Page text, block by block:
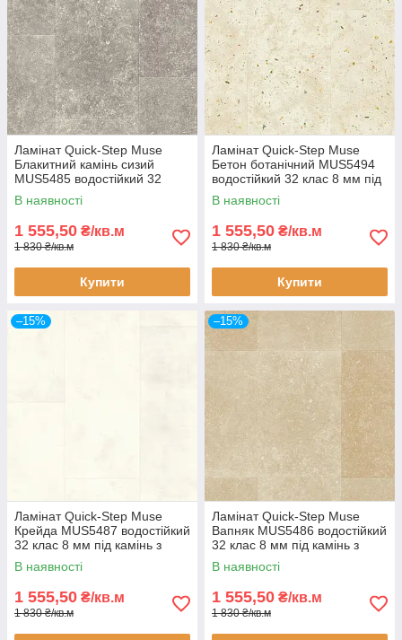
Ламінат Quick-Step Muse
Блакитний камінь сизий
MUS5485 водостійкий 32
клас 8 мм під камінь з
фаскою
В наявності
1 555,50 ₴/кв.м
1 830 ₴/кв.м
Купити
Ламінат Quick-Step Muse
Бетон ботанічний MUS5494
водостійкий 32 клас 8 мм під
камінь з фаскою
В наявності
1 555,50 ₴/кв.м
1 830 ₴/кв.м
Купити
–15%
Ламінат Quick-Step Muse
Крейда MUS5487 водостійкий
32 клас 8 мм під камінь з
фаскою
В наявності
1 555,50 ₴/кв.м
1 830 ₴/кв.м
–15%
Ламінат Quick-Step Muse
Вапняк MUS5486 водостійкий
32 клас 8 мм під камінь з
фаскою
В наявності
1 555,50 ₴/кв.м
1 830 ₴/кв.м